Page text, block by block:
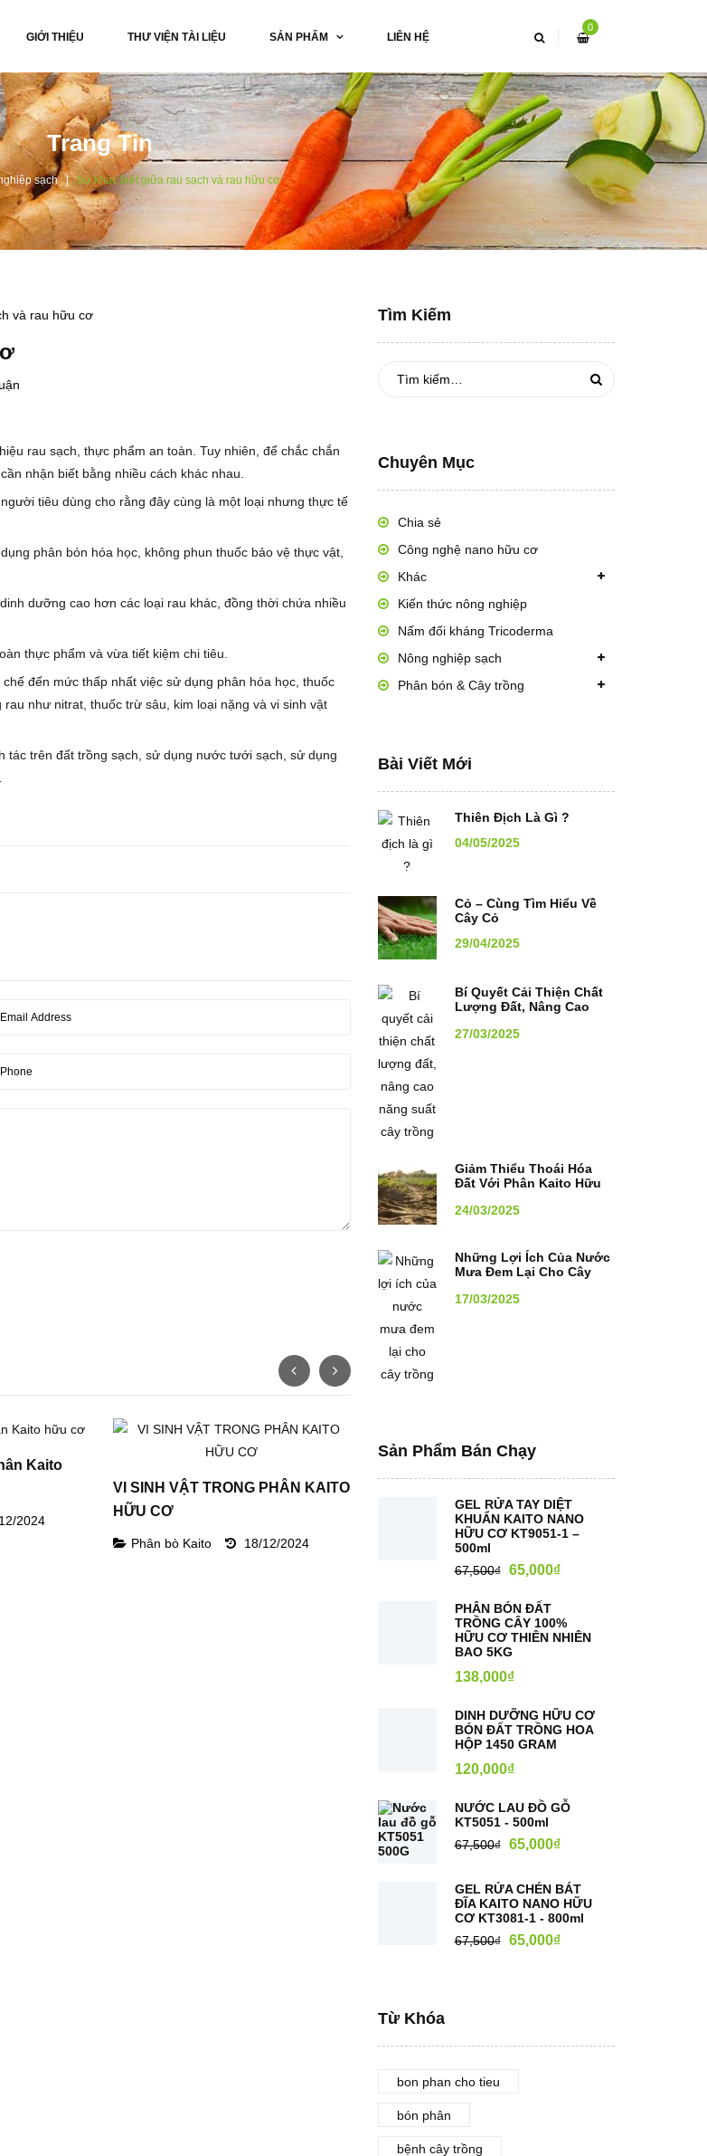
GIỚI THIỆU THƯ VIỆN TÀI LIỆU SẢN PHẨM LIÊN HỆ
0
Trang Tin
sạch Sự khác biệt giữa rau sạch và rau hữu cơ
rau sạch, thực phẩm an toàn. Tuy nhiên, để chắc chắn
nhận biết bằng nhiều cách khác nhau.
tiêu dùng cho rằng đây cùng là một loại nhưng thực tế
phân bón hóa học, không phun thuốc bảo vệ thực vật,
dưỡng cao hơn các loại rau khác, đồng thời chứa nhiều
thực phẩm và vừa tiết kiệm chi tiêu.
đến mức thấp nhất việc sử dụng phân hóa học, thuốc
như nitrat, thuốc trừ sâu, kim loại nặng và vi sinh vật
trên đất trồng sạch, sử dụng nước tưới sạch, sử dụng
Kaito
2024
VI SINH VẬT TRONG PHÂN KAITO
HỮU CƠ
Phân bò Kaito 18/12/2024
Hướng đến nền nông nghiệp
Nông nghiệp sạch
Tìm Kiếm
Chuyên Mục
Chia sẻ
Công nghệ nano hữu cơ
Khác
Kiến thức nông nghiệp
Nấm đối kháng Tricoderma
Nông nghiệp sạch
Phân bón & Cây trồng
Bài Viết Mới
Thiên Địch Là Gì ?
04/05/2025
Cỏ – Cùng Tìm Hiểu Về
Cây Cỏ
29/04/2025
Bí Quyết Cải Thiện Chất
Lượng Đất, Nâng Cao
27/03/2025
Giảm Thiểu Thoái Hóa
Đất Với Phân Kaito Hữu
24/03/2025
Những Lợi Ích Của Nước
Mưa Đem Lại Cho Cây
17/03/2025
Sản Phẩm Bán Chạy
GEL RỬA TAY DIỆT
KHUẨN KAITO NANO
HỮU CƠ KT9051-1 –
500ml
67,500₫ 65,000₫
PHÂN BÓN ĐẤT
TRỒNG CÂY 100%
HỮU CƠ THIÊN NHIÊN
BAO 5KG
138,000₫
DINH DƯỠNG HỮU CƠ
BÓN ĐẤT TRỒNG HOA
HỘP 1450 GRAM
120,000₫
NƯỚC LAU ĐỒ GỖ
KT5051 - 500ml
67,500₫ 65,000₫
GEL RỬA CHÉN BÁT
ĐĨA KAITO NANO HỮU
CƠ KT3081-1 - 800ml
67,500₫ 65,000₫
Từ Khóa
bon phan cho tieu
bón phân
bệnh cây trồng